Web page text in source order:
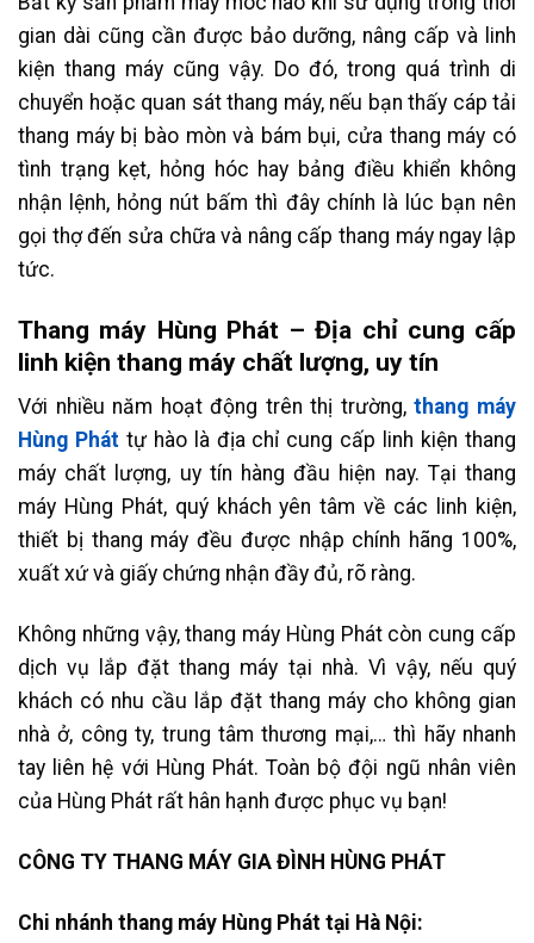
gian dài cũng cần được bảo dưỡng, nâng cấp và linh
kiện thang máy cũng vậy. Do đó, trong quá trình di
chuyển hoặc quan sát thang máy, nếu bạn thấy cáp tải
thang máy bị bào mòn và bám bụi, cửa thang máy có
tình trạng kẹt, hỏng hóc hay bảng điều khiển không
nhận lệnh, hỏng nút bấm thì đây chính là lúc bạn nên
gọi thợ đến sửa chữa và nâng cấp thang máy ngay lập
tức.
Thang máy Hùng Phát – Địa chỉ cung cấp
linh kiện thang máy chất lượng, uy tín
Với nhiều năm hoạt động trên thị trường,thang máy
Hùng Pháttự hào là địa chỉ cung cấp linh kiện thang
máy chất lượng, uy tín hàng đầu hiện nay. Tại thang
máy Hùng Phát, quý khách yên tâm về các linh kiện,
thiết bị thang máy đều được nhập chính hãng 100%,
xuất xứ và giấy chứng nhận đầy đủ, rõ ràng.
Không những vậy, thang máy Hùng Phát còn cung cấp
dịch vụ lắp đặt thang máy tại nhà. Vì vậy, nếu quý
khách có nhu cầu lắp đặt thang máy cho không gian
nhà ở, công ty, trung tâm thương mại,… thì hãy nhanh
tay liên hệ với Hùng Phát. Toàn bộ đội ngũ nhân viên
của Hùng Phát rất hân hạnh được phục vụ bạn!
CÔNG TY THANG MÁY GIA ĐÌNH HÙNG PHÁT
Chi nhánh thang máy Hùng Phát tại Hà Nội: